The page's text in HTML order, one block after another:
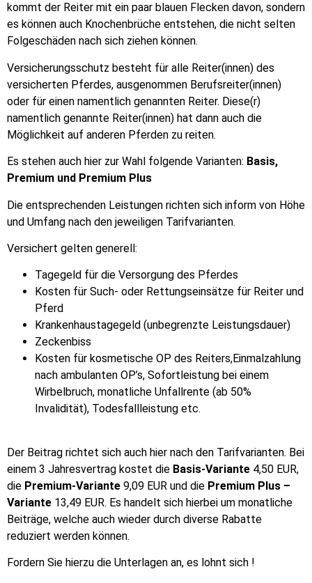
kommt der Reiter mit ein paar blauen Flecken davon, sondern
es können auch Knochenbrüche entstehen, die nicht selten
Folgeschäden nach sich ziehen können.
Versicherungsschutz besteht für alle Reiter(innen) des
versicherten Pferdes, ausgenommen Berufsreiter(innen)
oder für einen namentlich genannten Reiter. Diese(r)
namentlich genannte Reiter(innen) hat dann auch die
Möglichkeit auf anderen Pferden zu reiten.
Es stehen auch hier zur Wahl folgende Varianten: Basis,
Premium und Premium Plus
Die entsprechenden Leistungen richten sich inform von Höhe
und Umfang nach den jeweiligen Tarifvarianten.
Versichert gelten generell:
Tagegeld für die Versorgung des Pferdes
Kosten für Such- oder Rettungseinsätze für Reiter und
Pferd
Krankenhaustagegeld (unbegrenzte Leistungsdauer)
Zeckenbiss
Kosten für kosmetische OP des Reiters,Einmalzahlung
nach ambulanten OP’s, Sofortleistung bei einem
Wirbelbruch, monatliche Unfallrente (ab 50%
Invalidität), Todesfallleistung etc.
Der Beitrag richtet sich auch hier nach den Tarifvarianten. Bei
einem 3 Jahresvertrag kostet die Basis-Variante 4,50 EUR,
die Premium-Variante 9,09 EUR und die Premium Plus –
Variante 13,49 EUR. Es handelt sich hierbei um monatliche
Beiträge, welche auch wieder durch diverse Rabatte
reduziert werden können.
Fordern Sie hierzu die Unterlagen an, es lohnt sich !